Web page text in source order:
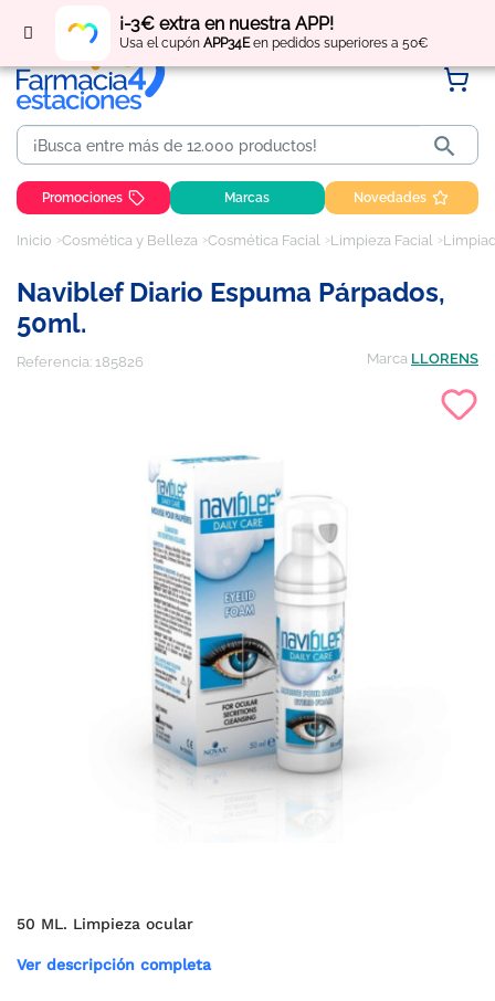
¡-3€ extra en nuestra APP!
Usa el cupón APP34Een pedidos superiores a 50€
Regístratey obtén puntos por tus compras

Promociones Marcas Novedades
Inicio Cosmética y Belleza Cosmética Facial Limpieza Facial
Naviblef Diario Espuma Párpados,
50ml.
Referencia: 185826 Marca LLORENS
50 ML. Limpieza ocular
Ver descripción completa